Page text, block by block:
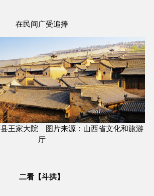
在民间广受追捧
王家大院 图片来源：山西省文化和旅游
厅
二看【斗拱】